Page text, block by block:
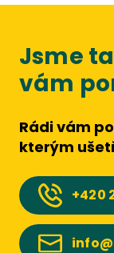
Jsme
vám
Rádi vám
kterým
+420